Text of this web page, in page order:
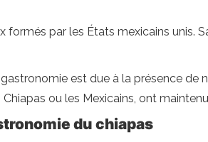
formés par les États mexicains unis.
est due à la présence
ou les Mexicains, ont
du chiapas